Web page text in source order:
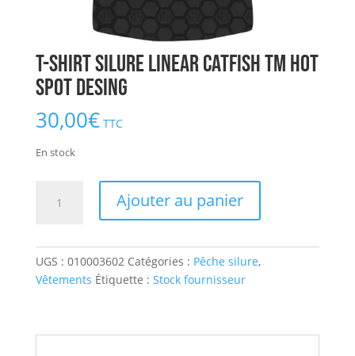
T-Shirt Silure Linear Catfish TM Hot
Spot Desing
30,00€ TTC
En stock
Shirt
Silure
Linear
Hot
Ajouter au panier
UGS : 010003602 Catégories : Pêche silure,
Vêtements Étiquette : Stock fournisseur